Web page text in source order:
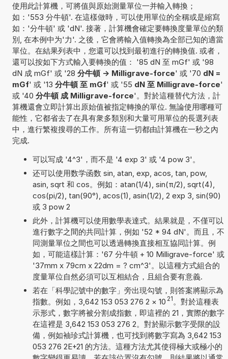
使用此計算機，可將值與原始測量單位一并輸入轉換；
如：'553 分牛頓'. 在這樣做時，可以使用單位的全稱或是縮寫
如：'分牛頓' 或 'dN'. 接著，計算機會確定要轉換度量單位的類
別, 在本例中为'力'. 之後，它會將輸入值轉換為全部已知的適當
單位。在結果列表中，您還可以找到最初進行的轉換值. 或者，
還可以按如下方式輸入要轉換的值： '85 dN 至 mGf' 或 '98
dN 成 mGf' 或 '28 分牛頓 -> Milligrave-force' 或 '70 dN =
mGf' 或 '13 分牛頓 至 mGf' 或 '55 dN 至 Milligrave-force'
或 '40 分牛頓 成 Milligrave-force'。對於這種替代方法，計
算機還會立即計算出原始值被指定轉換的單位. 無論使用哪種可
能性，它都省去了在具有衆多類別和大量可用單位的長選列表
中，進行繁複搜尋的工作。所有這一切都由計算機在一秒之內
完成.
可以写成 '4^3'，而不是 '4 exp 3' 或 '4 pow 3'。
还可以使用数学函数 sin, atan, exp, acos, tan, pow,
asin, sqrt 和 cos。例如：atan(1/4), sin(π/2), sqrt(4),
cos(pi/2), tan(90°), acos(1), asin(1/2), 2 exp 3, sin(90)
或 3 pow 2
此外，計算機可以使用數學表達式。結果就是，不僅可以
進行數字之間的共同計算，例如 '52 * 94 dN'。而且，不
同測量單位之間也可以透過轉換直接相互協同計算。例
如，可能這樣計算：'67 分牛頓 + 10 Milligrave-force' 或
'37mm x 79cm x 22dm = ? cm^3'。以這種方式組合的
度量單位自然必須可以互相結合，且組合要有意義.
若在「科學記號中的數字」旁出現勾號，則答案將顯示為
指數。例如，3,642 153 053 276 2 × 10 21 。對於這種表
示形式，數字將被分割成指數，即這裡的 21，實際的數字
在這裡是 3,642 153 053 276 2。對於顯示數字受限的設
備，例如袖珍式計算機，也可找到將數字寫為 3,642 153
053 276 2E+21 的方法。這種方法尤其使得極大或極小的